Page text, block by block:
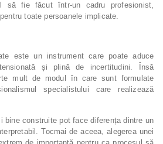
să fie făcut într-un cadru profesionist,
toate persoanele implicate.
este un instrument care poate aduce
și plină de incertitudini. Însă
mult de modul în care sunt formulate
specialistului care realizează
bine construite pot face diferența dintre un
Tocmai de aceea, alegerea unei